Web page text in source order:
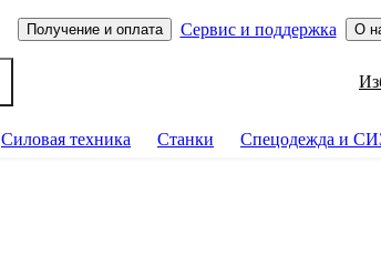
Получение и оплата Сервис и поддержка О
Силовая техника Станки Спецодежда и